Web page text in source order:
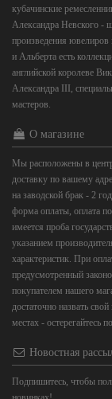
кубачинские
Александра Невского -
произведения
и Альберта есть
английской королеве
Александра III,
мастеров.
О магазине
Мы расположены в
доставку по вашему
на заводской брак - 2
форма оплаты, оплата
имеется проба
указанием
характеристик. При
предусмотренный
покупателем нашего
достаточно назвать
местах - остерегайтесь
Новостная
Подпишитесь, чтобы